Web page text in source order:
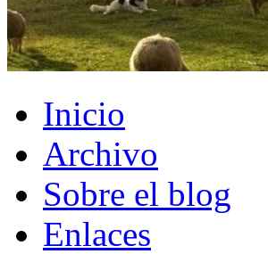
Inicio
Archivo
Sobre el blog
Enlaces